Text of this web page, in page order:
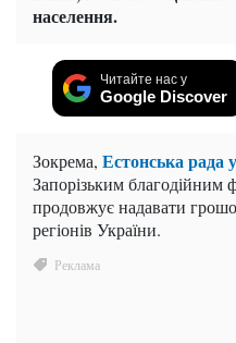
населення.
Читайте нас у
Google Discover
Зокрема, Естонська рада
Запорізьким благодійним
продовжує надавати
регіонів України.